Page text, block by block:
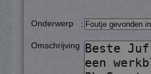
Onderwerp :
Omschrijving